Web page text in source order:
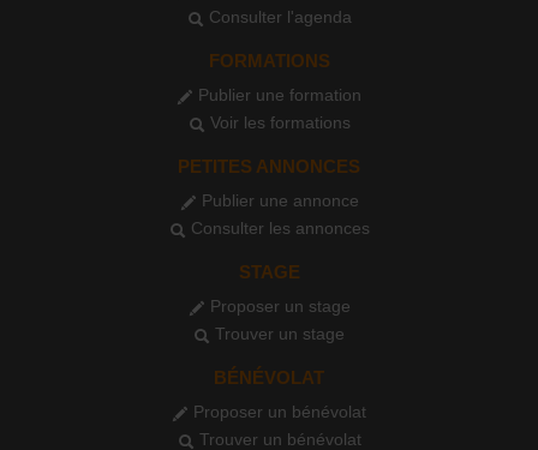
Consulter l'agenda
FORMATIONS
Publier une formation
Voir les formations
PETITES ANNONCES
Publier une annonce
Consulter les annonces
STAGE
Proposer un stage
Trouver un stage
BÉNÉVOLAT
Proposer un bénévolat
Trouver un bénévolat